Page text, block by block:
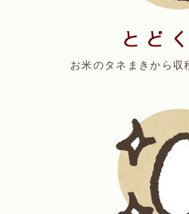
お米のタネまきから収